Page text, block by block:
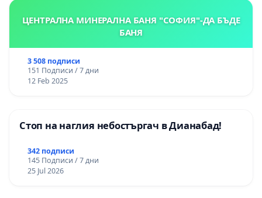
ЦЕНТРАЛНА МИНЕРАЛНА БАНЯ "СОФИЯ"-ДА БЪДЕ
БАНЯ
3 508 подписи
151 Подписи / 7 дни
12 Feb 2025
Стоп на наглия небостъргач в Дианабад!
342 подписи
145 Подписи / 7 дни
25 Jul 2026